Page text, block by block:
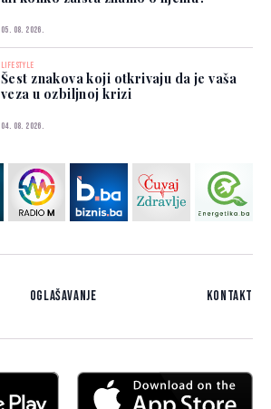
05. 08. 2026.
LIFESTYLE
Šest znakova koji otkrivaju da je vaša
veza u ozbiljnoj krizi
04. 08. 2026.
Oglašavanje Kontakt